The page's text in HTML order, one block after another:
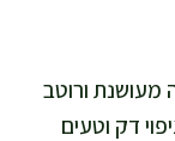
מעושנת ורוטב
דק וטעים